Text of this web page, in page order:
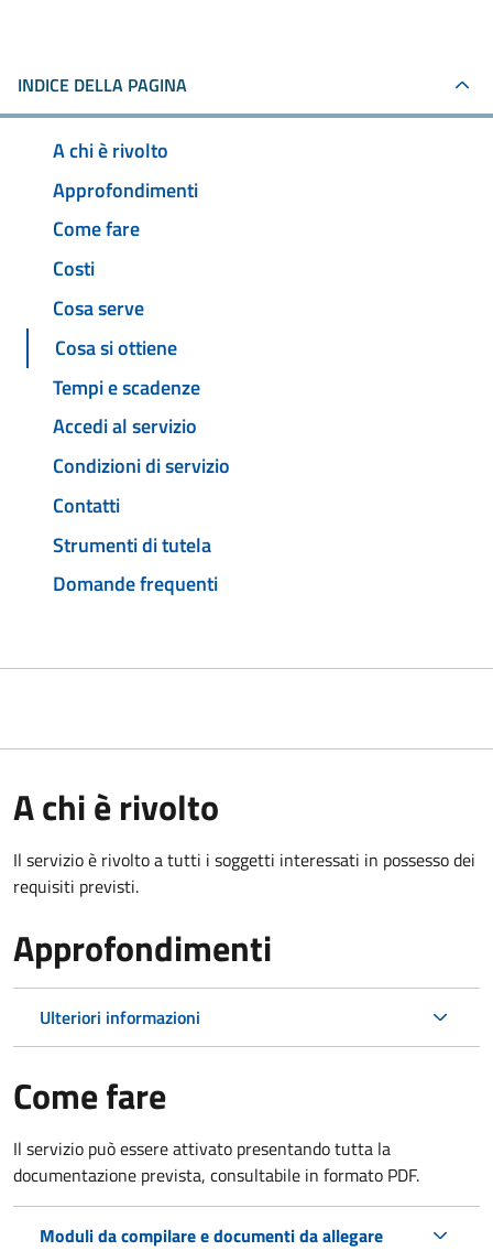
INDICE DELLA PAGINA
A chi è rivolto
Approfondimenti
Come fare
Costi
Cosa serve
Cosa si ottiene
Tempi e scadenze
Accedi al servizio
Condizioni di servizio
Contatti
Strumenti di tutela
Domande frequenti
A chi è rivolto
Il servizio è rivolto a tutti i soggetti interessati in possesso dei
requisiti previsti.
Approfondimenti
Ulteriori informazioni
Come fare
Il servizio può essere attivato presentando tutta la
documentazione prevista, consultabile in formato PDF.
Moduli da compilare e documenti da allegare